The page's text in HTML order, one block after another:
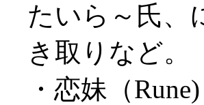
たいら～氏、
き取りなど。
・恋妹（